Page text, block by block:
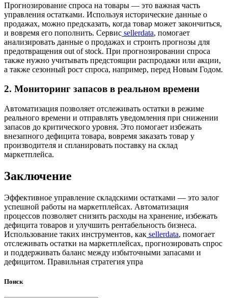
Прогнозирование спроса на товары — это важная часть
управления остатками. Используя исторические данные о
продажах, можно предсказать, когда товар может закончиться,
и вовремя его пополнить. Сервис sellerdata, помогает
анализировать данные о продажах и строить прогнозы для
предотвращения out of stock. При прогнозировании спроса
также нужно учитывать предстоящии распродажи или акции,
а также сезонный рост спроса, например, перед Новым Годом.
2. Мониторинг запасов в реальном времени
Автоматизация позволяет отслеживать остатки в режиме
реального времени и отправлять уведомления при снижении
запасов до критического уровня. Это помогает избежать
внезапного дефицита товара, вовремя заказать товар у
производителя и спланировать поставку на склад
маркетплейса.
Заключение
Эффективное управление складскими остатками — это залог
успешной работы на маркетплейсах. Автоматизация
процессов позволяет снизить расходы на хранение, избежать
дефицита товаров и улучшить рентабельность бизнеса.
Использование таких инструментов, как sellerdata, помогает
отслеживать остатки на маркетплейсах, прогнозировать спрос
и поддерживать баланс между избыточными запасами и
дефицитом. Правильная стратегия упра
Поиск